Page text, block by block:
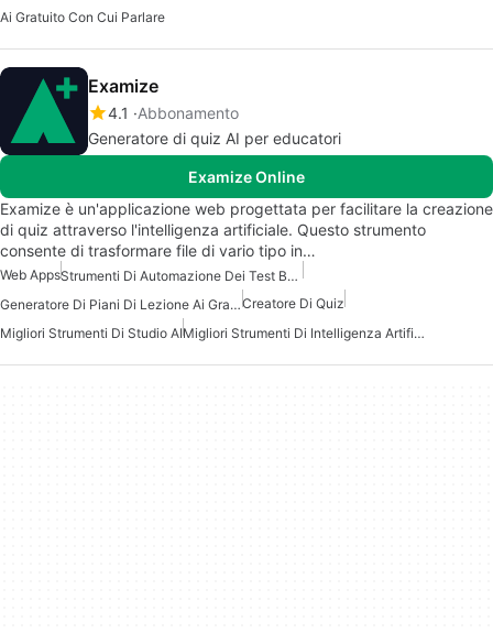
Ai Gratuito Con Cui Parlare
Examize
4.1
Abbonamento
Generatore di quiz AI per educatori
Examize Online
Examize è un'applicazione web progettata per facilitare la creazione
di quiz attraverso l'intelligenza artificiale. Questo strumento
consente di trasformare file di vario tipo in…
Web Apps
Strumenti Di Automazione Dei Test Basati Su AI
Generatore Di Piani Di Lezione Ai GratuitoCreatore Di Quiz
Migliori Strumenti Di Studio AI
Migliori Strumenti Di Intelligenza Artificiale Per Educatori